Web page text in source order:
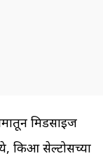
मिडसाइज
किआ सेल्टोसच्या